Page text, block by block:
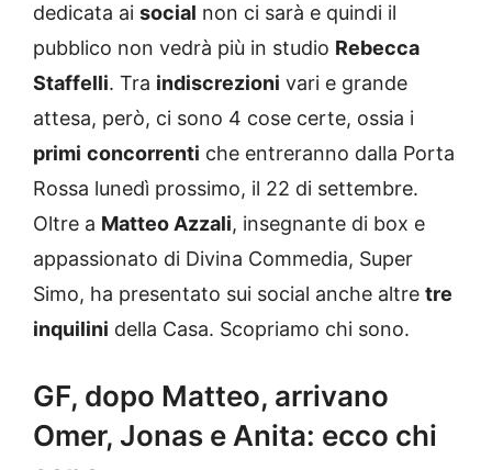
dedicata ai social non ci sarà e quindi il
pubblico non vedrà più in studio Rebecca
Staffelli. Tra indiscrezioni vari e grande
attesa, però, ci sono 4 cose certe, ossia i
primi concorrenti che entreranno dalla Porta
Rossa lunedì prossimo, il 22 di settembre.
Oltre a Matteo Azzali, insegnante di box e
appassionato di Divina Commedia, Super
Simo, ha presentato sui social anche altre tre
inquilini della Casa. Scopriamo chi sono.
GF, dopo Matteo, arrivano
Omer, Jonas e Anita: ecco chi